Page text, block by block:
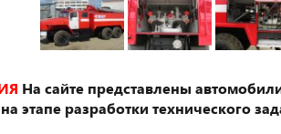
На сайте представлены
этапе разработки технического